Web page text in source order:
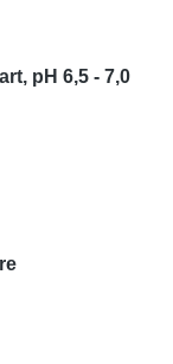
pH 6,5 - 7,0